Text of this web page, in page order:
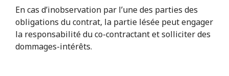
En cas d’inobservation par l’une des parties des
obligations du contrat, la partie lésée peut engager
la responsabilité du co-contractant et solliciter des
dommages-intérêts.